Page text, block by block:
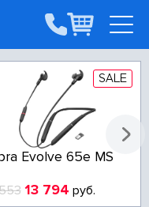
SALE
Evolve 65e MS
13 794 руб.